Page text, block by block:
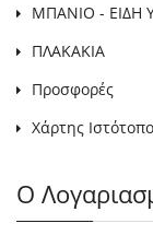
ΜΠΑΝΙΟ - ΕΙΔΗ
ΠΛΑΚΑΚΙΑ
Προσφορές
Χάρτης
Ο